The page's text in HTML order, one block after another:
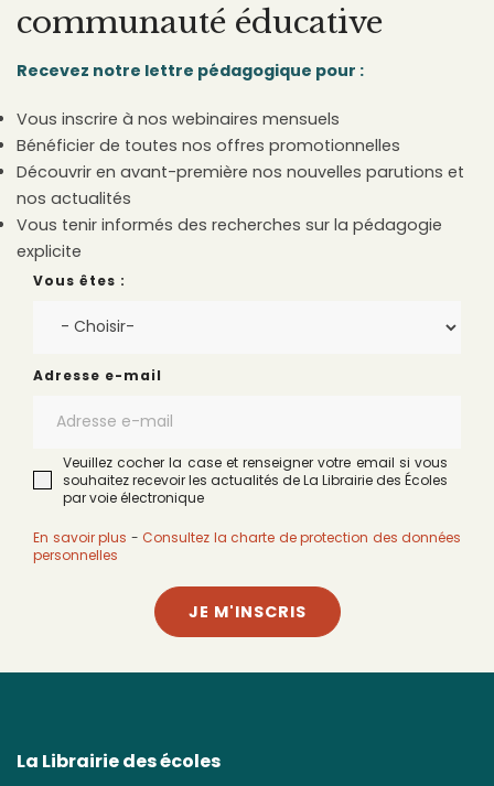
communauté éducative
Recevez notre lettre pédagogique pour :
Vous inscrire à nos webinaires mensuels
Bénéficier de toutes nos offres promotionnelles
Découvrir en avant-première nos nouvelles parutions et
nos actualités
Vous tenir informés des recherches sur la pédagogie
explicite
Vous êtes :
Adresse e-mail
Veuillez cocher la case et renseigner votre email si vous
souhaitez recevoir les actualités de La Librairie des Écoles
par voie électronique
En savoir plus - Consultez la charte de protection des données
personnelles
JE M'INSCRIS
La Librairie des écoles